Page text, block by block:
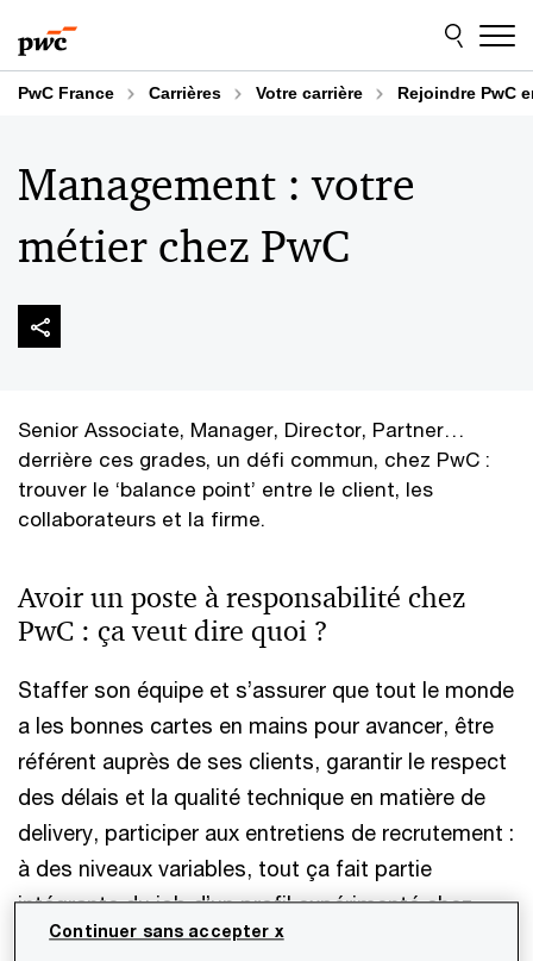
au
contenu
au
pied
dePwC France Carrières Votre carrière Rejoindre PwC
Management : votre
métier chez PwC
Senior Associate, Manager, Director, Partner…
derrière ces grades, un défi commun, chez PwC :
trouver le ‘balance point’ entre le client, les
collaborateurs et la firme.
Avoir un poste à responsabilité chez
PwC : ça veut dire quoi ?
Staffer son équipe et s’assurer que tout le monde
a les bonnes cartes en mains pour avancer, être
référent auprès de ses clients, garantir le respect
des délais et la qualité technique en matière de
delivery, participer aux entretiens de recrutement :
à des niveaux variables, tout ça fait partie
intégrante du job d’un profil expérimenté chez
PwC. Et ce, quel que soit le métier à partir du
Continuer sans accepter x